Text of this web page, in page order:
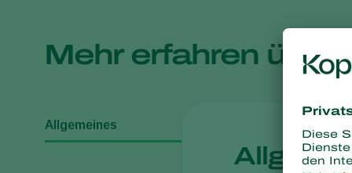
Mehr erfahren über
Allgemeines